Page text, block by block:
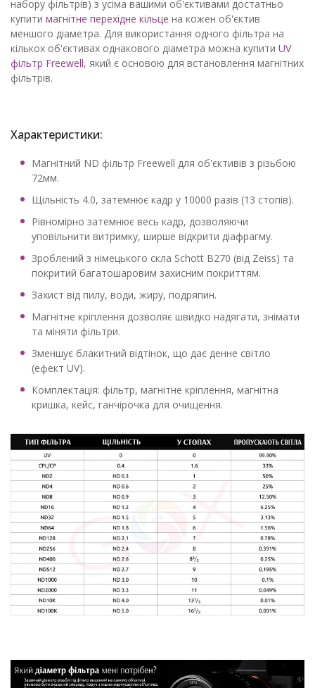
набору фільтрів) з усіма вашими об'єктивами достатньо
купити магнітне перехідне кільце на кожен об'єктив
меншого діаметра. Для використання одного фільтра на
кількох об'єктивах однакового діаметра можна купити UV
фільтр Freewell, який є основою для встановлення магнітних
фільтрів.
Характеристики:
Магнітний ND фільтр Freewell для об'єктивів з різьбою
72мм.
Щільність 4.0, затемнює кадр у 10000 разів (13 стопів).
Рівномірно затемнює весь кадр, дозволяючи
уповільнити витримку, ширше відкрити діафрагму.
Зроблений з німецького скла Schott B270 (від Zeiss) та
покритий багатошаровим захисним покриттям.
Захист від пилу, води, жиру, подряпин.
Магнітне кріплення дозволяє швидко надягати, знімати
та міняти фільтри.
Зменшує блакитний відтінок, що дає денне світло
(ефект UV).
Комплектація: фільтр, магнітне кріплення, магнітна
кришка, кейс, ганчірочка для очищення.